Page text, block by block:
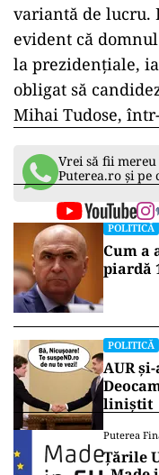
variantă de lucru.
evident că
la prezidențiale,
obligat să
Mihai Tudose,
Vrei să fii mereu
Puterea.ro și pe